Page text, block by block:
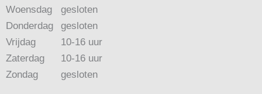
Woensdag
Donderdag
Vrijdag
Zaterdag
Zondag
gesloten
gesloten
10-16 uur
10-16 uur
gesloten